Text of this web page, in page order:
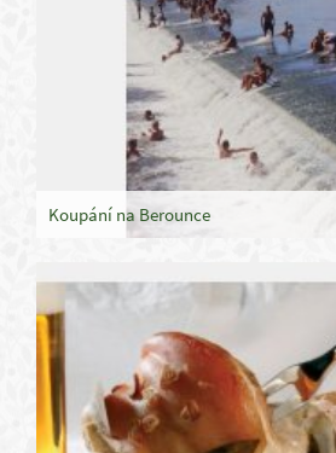
Koupání na Berounce